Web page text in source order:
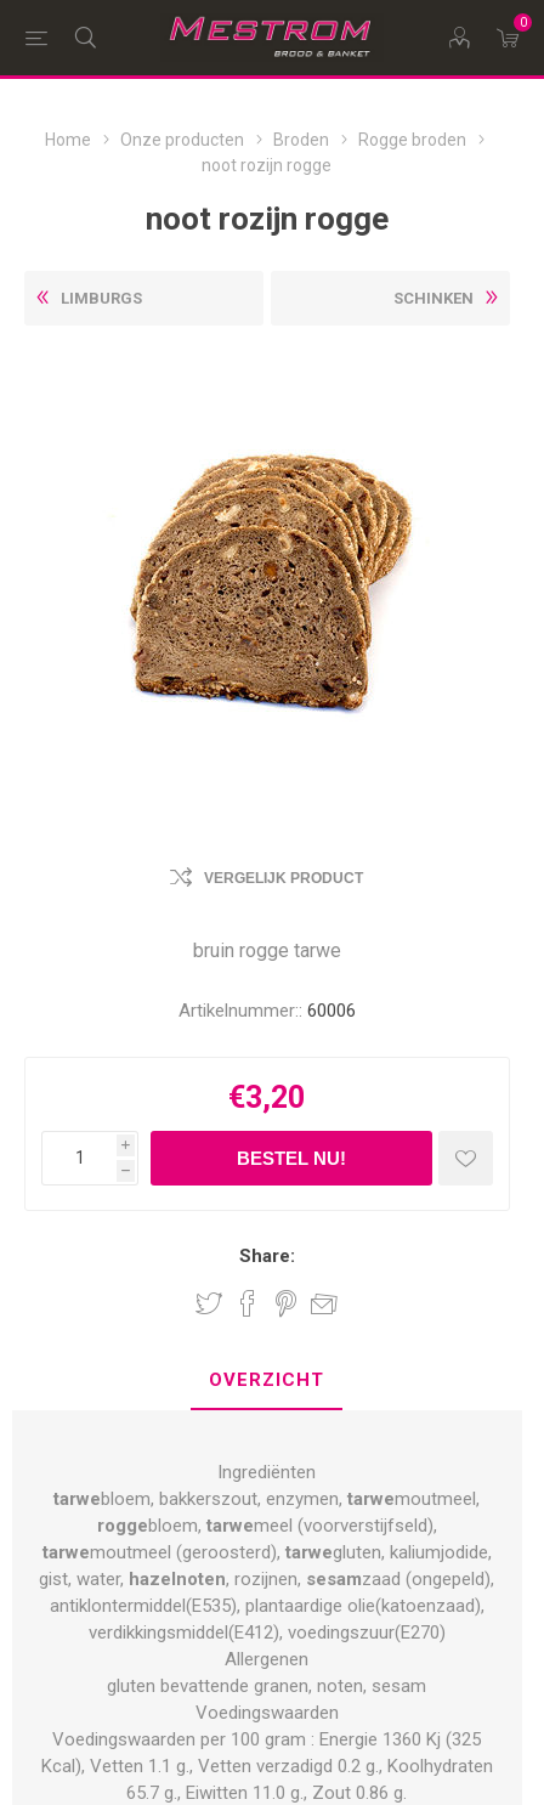
0
Home Onze producten Broden
Rogge broden
noot rozijn rogge
noot rozijn rogge
LIMBURGS SCHINKEN
VERGELIJK PRODUCT
bruin rogge tarwe
Artikelnummer:: 60006
€3,20
i
h
Share:
OVERZICHT
Ingrediënten
tarwebloem, bakkerszout, enzymen,tarwemoutmeel,
roggebloem, tarwemeel (voorverstijfseld),
tarwemoutmeel (geroosterd), tarwegluten, kaliumjodide,
gist, water, hazelnoten, rozijnen, sesamzaad (ongepeld),
antiklontermiddel(E535), plantaardige olie(katoenzaad),
verdikkingsmiddel(E412), voedingszuur(E270)
Allergenen
gluten bevattende granen, noten, sesam
Voedingswaarden
Voedingswaarden per 100 gram : Energie 1360 Kj (325
Kcal), Vetten 1.1 g., Vetten verzadigd 0.2 g., Koolhydraten
65.7 g., Eiwitten 11.0 g., Zout 0.86 g.